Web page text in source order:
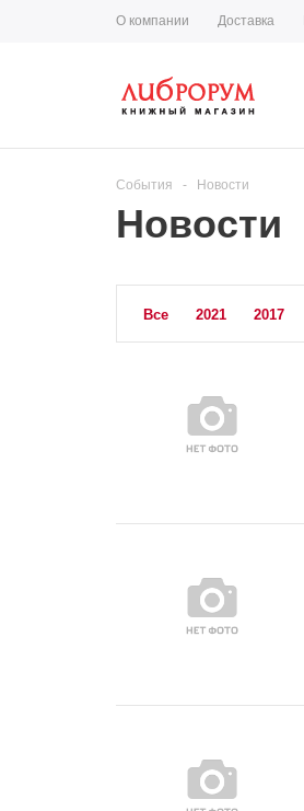
О компании Доставка
События - Новости
Новости
Все 2021 2017